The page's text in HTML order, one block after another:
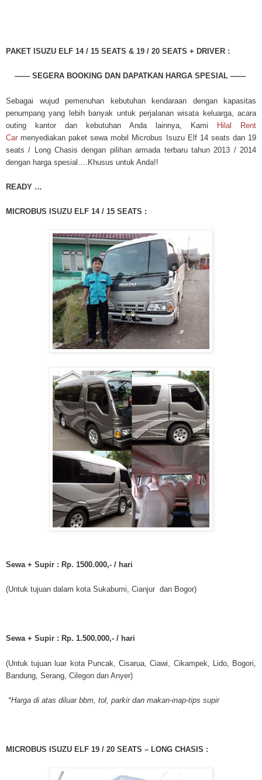
PAKET ISUZU ELF 14 / 15 SEATS & 19 / 20 SEATS + DRIVER :
—— SEGERA BOOKING DAN DAPATKAN HARGA SPESIAL ——
Sebagai wujud pemenuhan kebutuhan kendaraan dengan kapasitas
penumpang yang lebih banyak untuk perjalanan wisata keluarga, acara
outing kantor dan kebutuhan Anda lainnya, Kami Hilal Rent
Car menyediakan paket sewa mobil Microbus Isuzu Elf 14 seats dan 19
seats / Long Chasis dengan pilihan armada terbaru tahun 2013 / 2014
dengan harga spesial….Khusus untuk Anda!!
READY …
MICROBUS ISUZU ELF 14 / 15 SEATS :
Sewa + Supir : Rp. 1500.000,- / hari
(Untuk tujuan dalam kota Sukabumi, Cianjur dan Bogor)
Sewa + Supir : Rp. 1.500.000,- / hari
(Untuk tujuan luar kota Puncak, Cisarua, Ciawi, Cikampek, Lido, Bogori,
Bandung, Serang, Cilegon dan Anyer)
*Harga di atas diluar bbm, tol, parkir dan makan-inap-tips supir
MICROBUS ISUZU ELF 19 / 20 SEATS – LONG CHASIS :